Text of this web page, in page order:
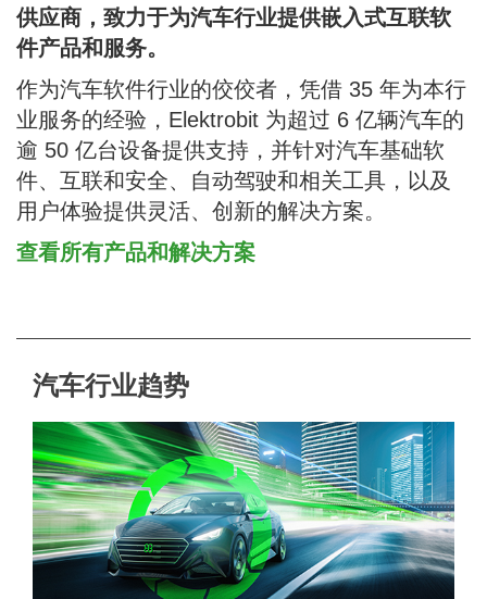
供应商，致力于为汽车行业提供嵌入式互联软
件产品和服务。
作为汽车软件行业的佼佼者，凭借 35 年为本行
业服务的经验，Elektrobit 为超过 6 亿辆汽车的
逾 50 亿台设备提供支持，并针对汽车基础软
件、互联和安全、自动驾驶和相关工具，以及
用户体验提供灵活、创新的解决方案。
查看所有产品和解决方案
汽车行业趋势